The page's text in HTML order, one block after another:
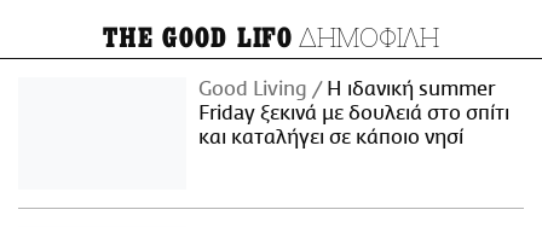
THE GOOD LIFO ΔΗΜΟΦΙΛΗ
Good Living
Η ιδανική summer
Friday ξεκινά με δουλειά στο σπίτι
και καταλήγει σε κάποιο νησί